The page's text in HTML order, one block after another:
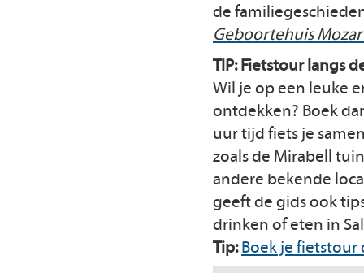
de
Geboortehuis
TIP: Fietstour langs
Wil je op een leuke
ontdekken? Boek
uur tijd fiets je
zoals de Mirabell
andere bekende
geeft de gids ook
drinken of eten in
Tip:Boek je